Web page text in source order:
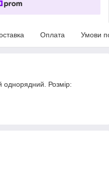
Оплата Умови
однорядний. Розмір: